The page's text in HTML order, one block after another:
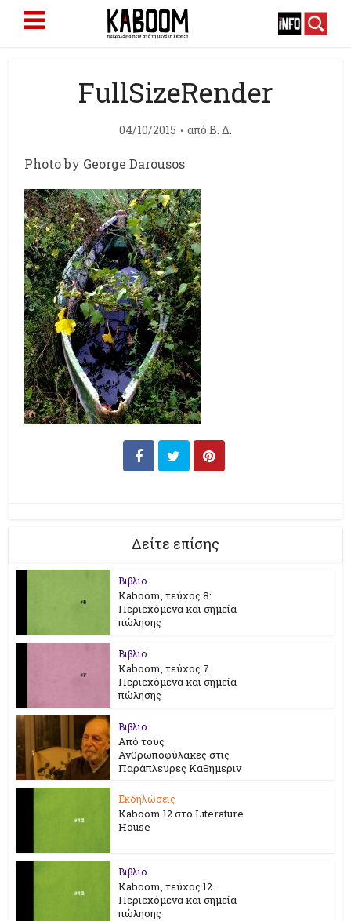
FullSizeRender
04/10/2015 από Β. Δ.
Photo by George Darousos
Δείτε επίσης
Βιβλίο
Kaboom, τεύχος 8:
Περιεχόμενα και σημεία
πώλησης
Βιβλίο
Kaboom, τεύχος 7.
Περιεχόμενα και σημεία
πώλησης
Βιβλίο
Από τους
Ανθρωποφύλακες στις
Παράπλευρες Καθημεριν
Εκδηλώσεις
Kaboom 12 στο Literature
House
Βιβλίο
Kaboom, τεύχος 12.
Περιεχόμενα και σημεία
πώλησης